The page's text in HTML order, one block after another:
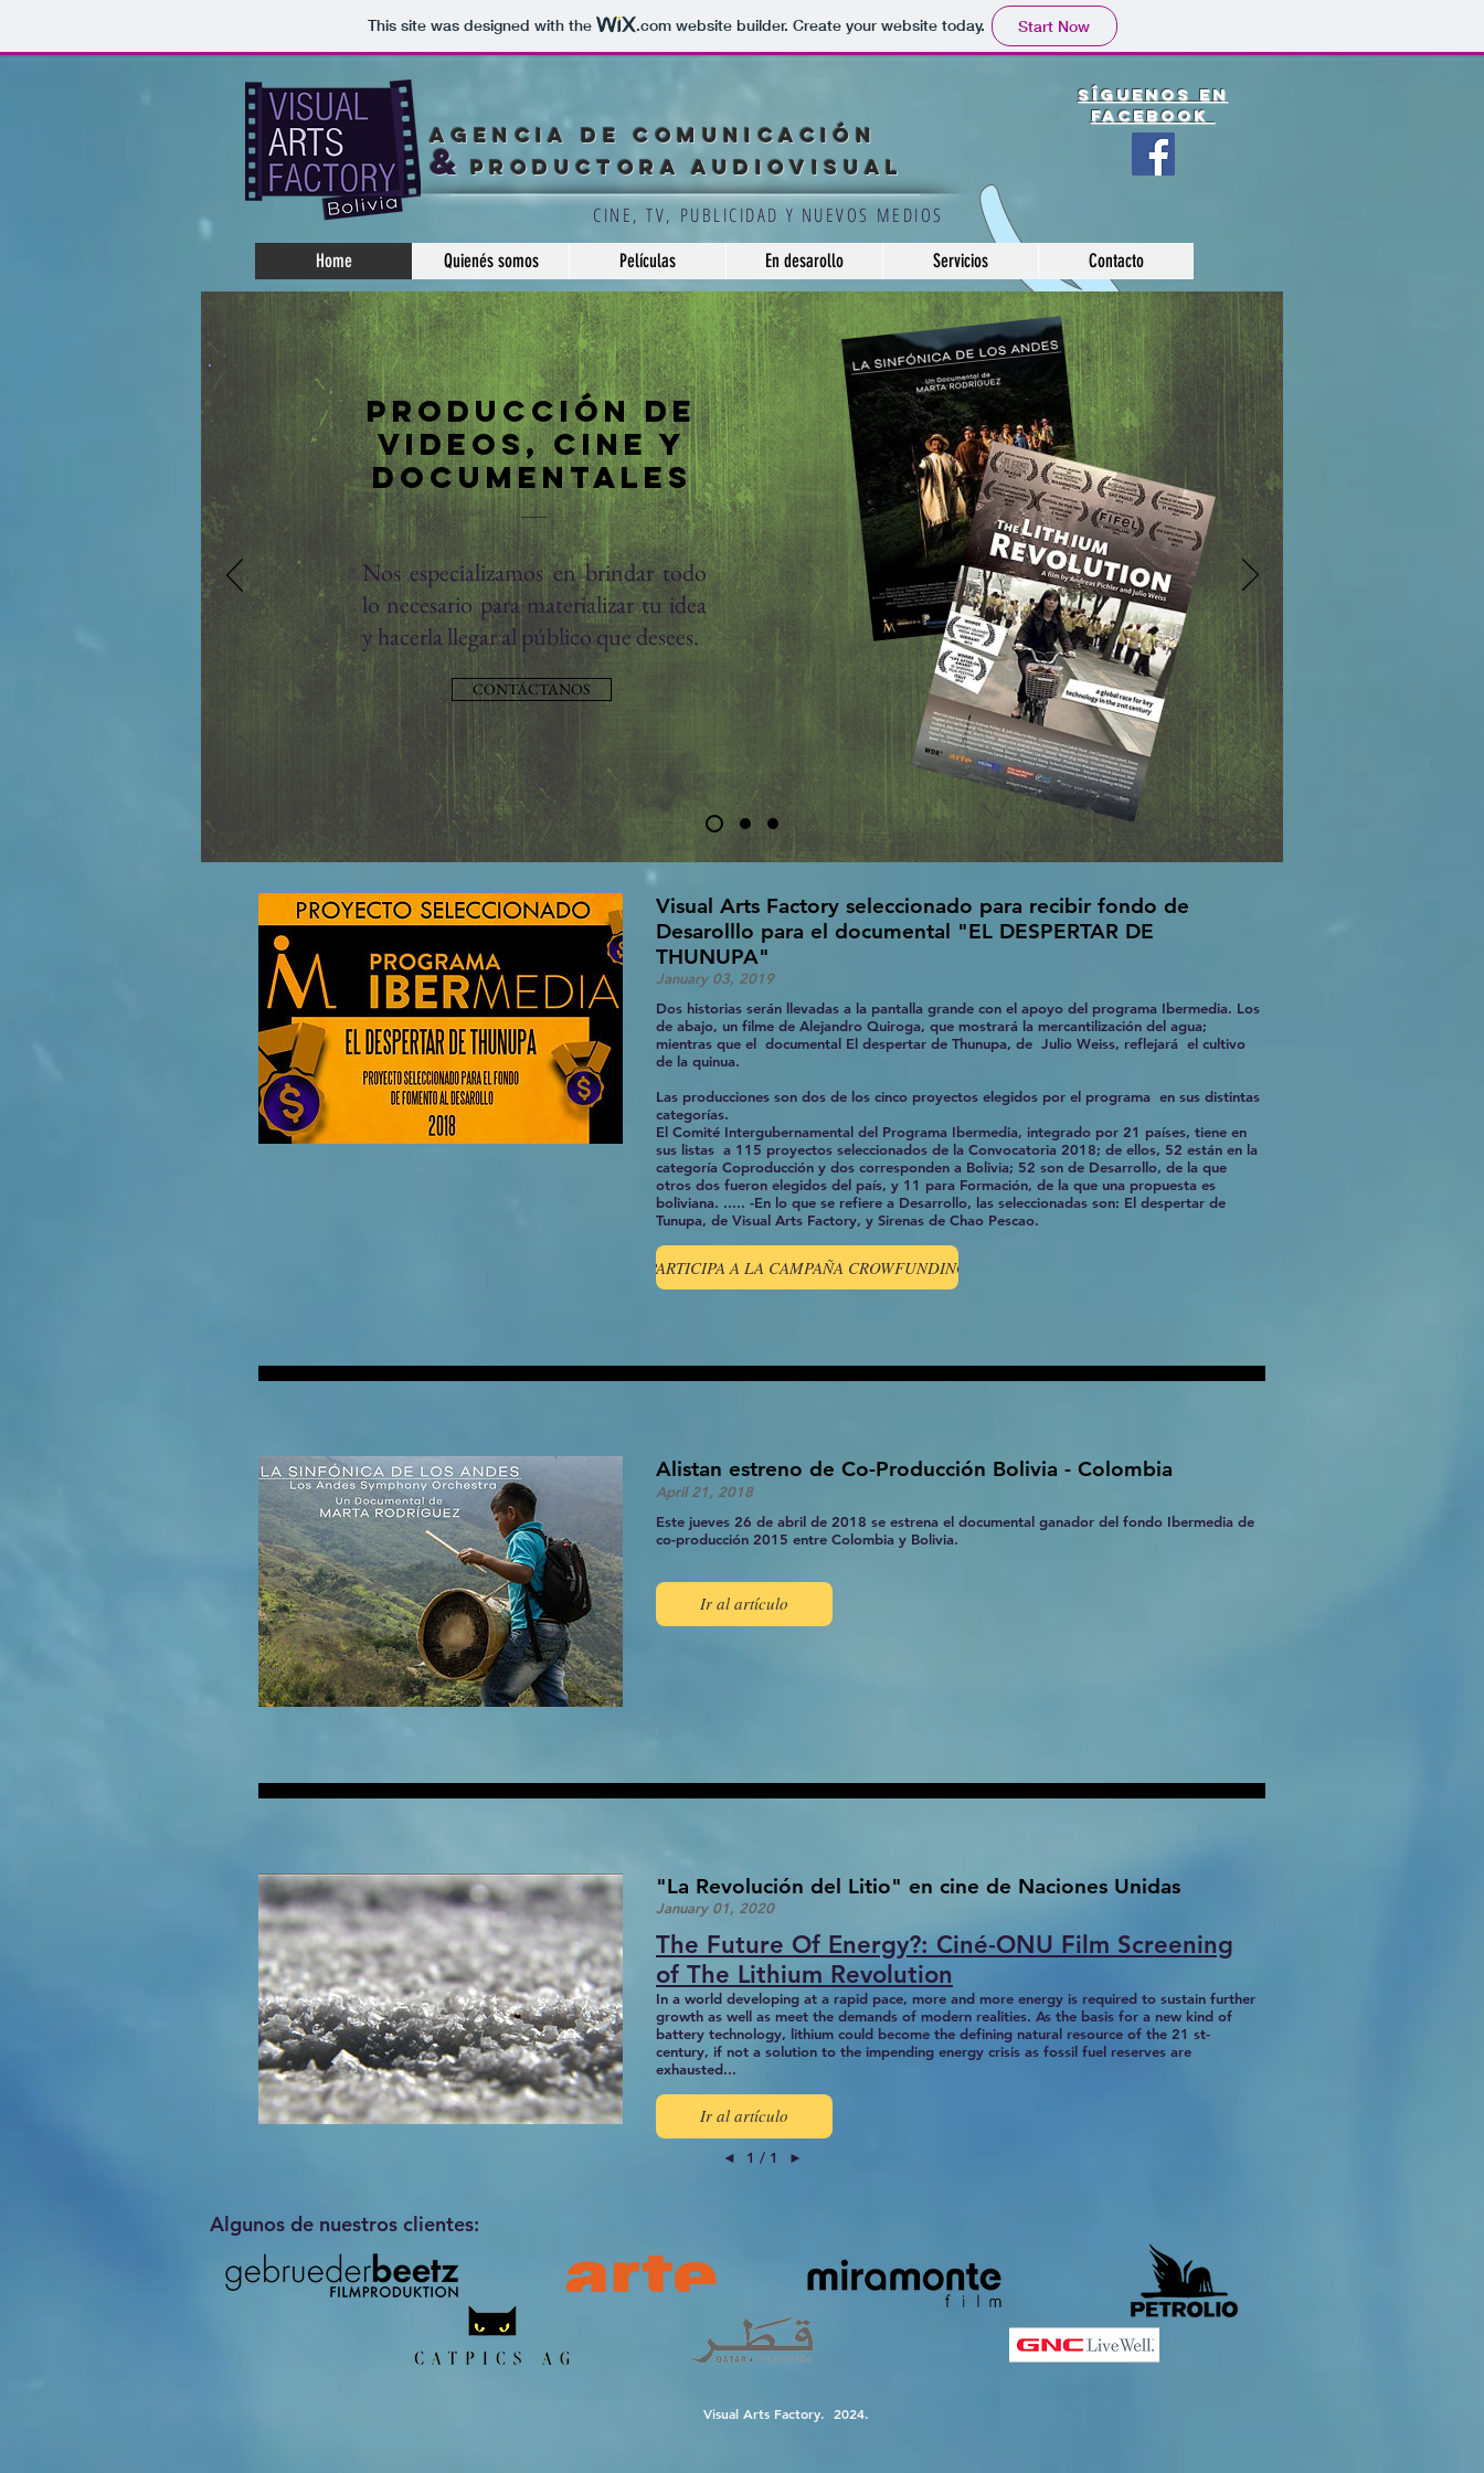
This site was designed with the .comwebsite builder. Create your website today. Start Now
CINE, TV, PUBLICIDAD Y NUEVOS MEDIOS
Síguenos en
facebook
AGENCIA DE COMUNICACIÓN
PRODUCTORA AUDIOVISUAL
&
Home Quienés somos Películas En desarollo Servicios Contacto
producción de
videos, cine y
documentales
Nos especializamos en brindar todo
lo necesario para materializar tu idea
y hacerla llegar al público que desees.
CONTÁCTANOS
Visual Arts Factory seleccionado para recibir fondo de
Desarolllo para el documental "EL DESPERTAR DE
THUNUPA"
January 03, 2019
Dos historias serán llevadas a la pantalla grande con el apoyo del programa Ibermedia. Los
de abajo, un filme de Alejandro Quiroga, que mostrará la mercantilización del agua;
mientras que el documental El despertar de Thunupa, de Julio Weiss, reflejará el cultivo
de la quinua.
Las producciones son dos de los cinco proyectos elegidos por el programa en sus distintas
categorías.
El Comité Intergubernamental del Programa Ibermedia, integrado por 21 países, tiene en
sus listas a 115 proyectos seleccionados de la Convocatoria 2018; de ellos, 52 están en la
categoría Coproducción y dos corresponden a Bolivia; 52 son de Desarrollo, de la que
otros dos fueron elegidos del país, y 11 para Formación, de la que una propuesta es
boliviana. ..... -En lo que se refiere a Desarrollo, las seleccionadas son: El despertar de
Tunupa, de Visual Arts Factory, y Sirenas de Chao Pescao.
PARTICIPA A LA CAMPAÑA CROWFUNDING
Alistan estreno de Co-Producción Bolivia - Colombia
April 21, 2018
Este jueves 26 de abril de 2018 se estrena el documental ganador del fondo Ibermedia de
co-producción 2015 entre Colombia y Bolivia.
Ir al artículo
"La Revolución del Litio" en cine de Naciones Unidas
January 01, 2020
The Future Of Energy?: Ciné-ONU Film Screening
of The Lithium Revolution
In a world developing at a rapid pace, more and more energy is required to sustain further
growth as well as meet the demands of modern realities. As the basis for a new kind of
battery technology, lithium could become the defining natural resource of the 21 st-
century, if not a solution to the impending energy crisis as fossil fuel reserves are
exhausted...
Ir al artículo
◄ 1 / 1 ►
Algunos de nuestros clientes:
Visual Arts Factory. 2024.